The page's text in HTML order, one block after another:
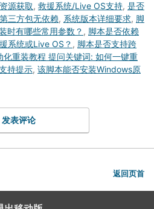
源获取, 救援系统/Live OS支持, 是否
第三方包无依赖, 系统版本详细要求, 脚
时有哪些常用参数？ , 脚本是否依赖
系统或Live OS？ , 脚本是否支持跨
化重装教程 ‌提问关键词‌: 如何一键重
持提示, 该脚本能否安装Windows原
发表评论
返回页首